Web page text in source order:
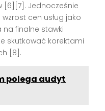
[6][7]. Jednocześnie
cen usług jako
na finalne stawki
skutkować korektami
[8].
polega audyt